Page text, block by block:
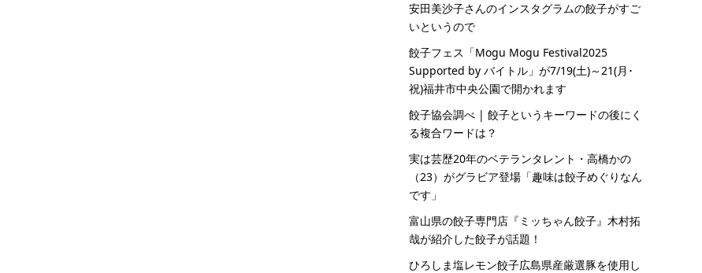
安田美沙子さんのインスタグラムの餃子がすご
いというので
餃子フェス「Mogu Mogu Festival2025
Supported by バイトル」が7/19(土)～21(月･
祝)福井市中央公園で開かれます
餃子協会調べ | 餃子というキーワードの後にく
る複合ワードは？
実は芸歴20年のベテランタレント・高橋かの
（23）がグラビア登場「趣味は餃子めぐりなん
です」
富山県の餃子専門店『ミッちゃん餃子』木村拓
哉が紹介した餃子が話題！
ひろしま塩レモン餃子広島県産厳選豚を使用し